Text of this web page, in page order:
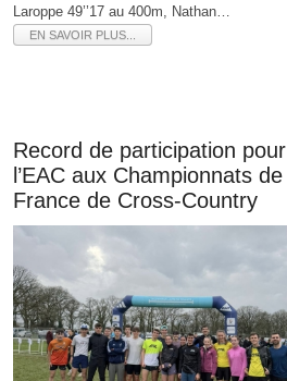
Laroppe 49’’17 au 400m, Nathan…
EN SAVOIR PLUS...
Record de participation pour
l’EAC aux Championnats de
France de Cross-Country